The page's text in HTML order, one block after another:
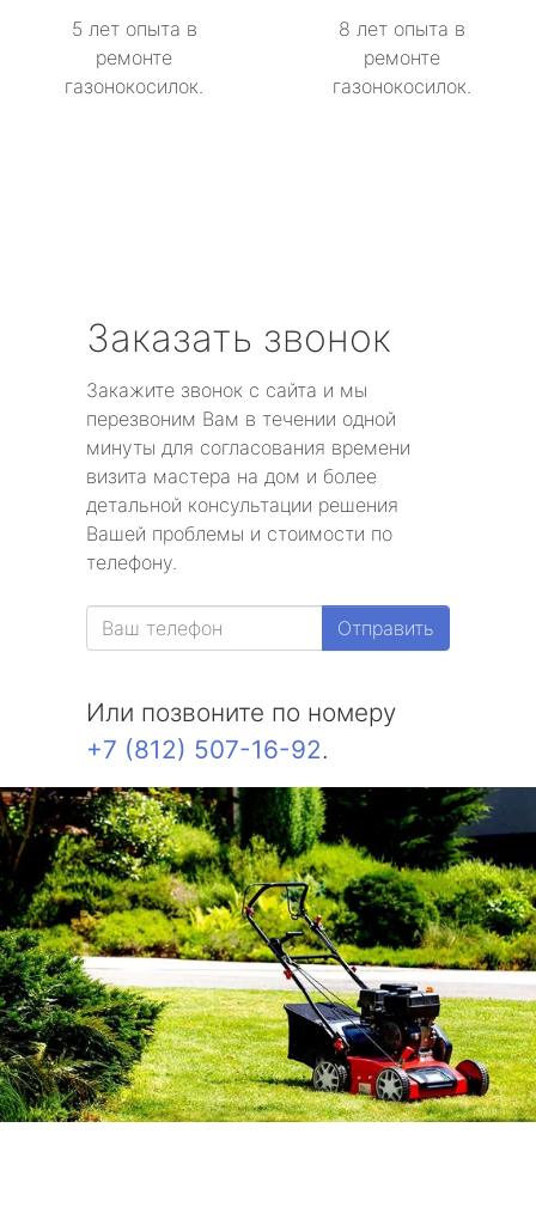
5 лет опыта в
ремонте
газонокосилок.
8 лет опыта в
ремонте
газонокосилок.
Заказать звонок
Закажите звонок с сайта и мы
перезвоним Вам в течении одной
минуты для согласования времени
визита мастера на дом и более
детальной консультации решения
Вашей проблемы и стоимости по
телефону.
Отправить
Или позвоните по номеру
+7 (812) 507-16-92.